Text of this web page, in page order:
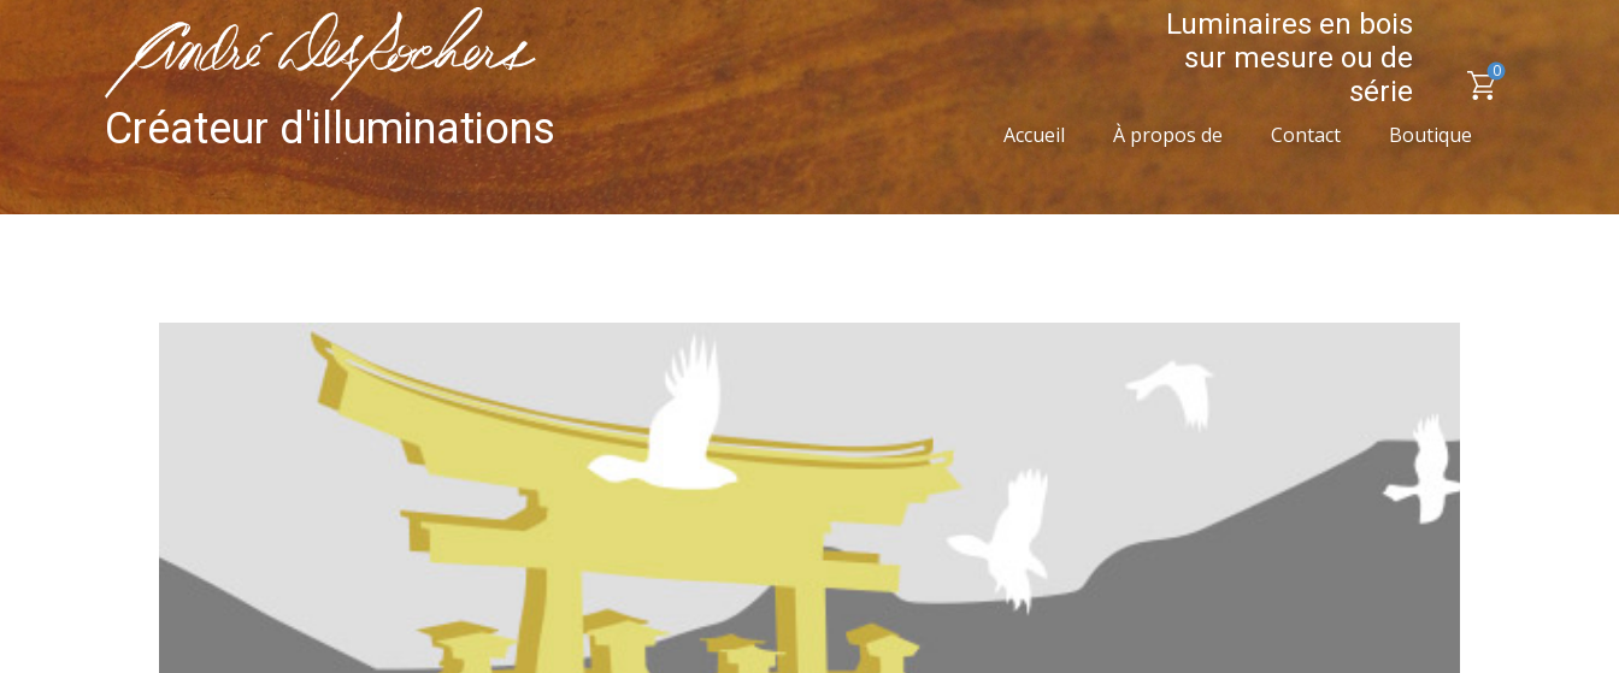
Accueil À propos de Contact Boutique
Créateur d'illuminations
Luminaires en bois
sur mesure ou de
série
0